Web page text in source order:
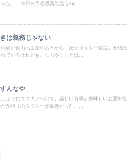
た。 今日の予想最高気温も34...
は義務じゃない
硬い自由民主党の方々から「反ツイッター宣言」が相次
ているけれども、つぶやくことは...
んなや
しぶりにススキノへ出て、楽しい食事と美味しいお酒を堪
が帰りのタクシーが最悪だった。...